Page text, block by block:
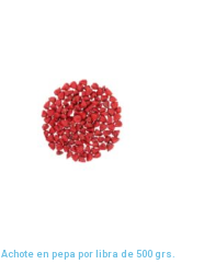
Achote en pepa por libra de 500 grs.